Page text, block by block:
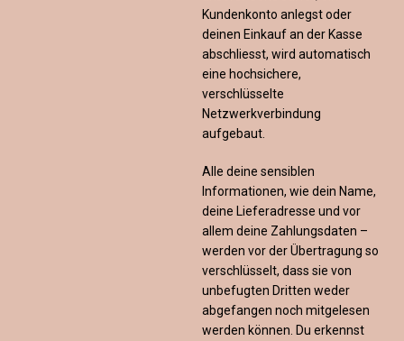
Kundenkonto anlegst oder
deinen Einkauf an der Kasse
abschliesst, wird automatisch
eine hochsichere,
verschlüsselte
Netzwerkverbindung
aufgebaut.
Alle deine sensiblen
Informationen, wie dein Name,
deine Lieferadresse und vor
allem deine Zahlungsdaten –
werden vor der Übertragung so
verschlüsselt, dass sie von
unbefugten Dritten weder
abgefangen noch mitgelesen
werden können. Du erkennst